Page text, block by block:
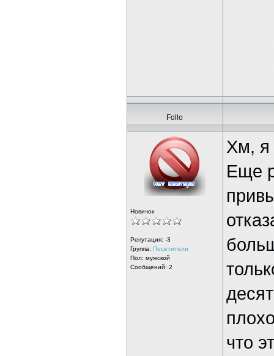
Follo
Новичок
Репутация: -3
Группа: Посетители
Пол: мужской
Сообщений: 2
Хм, я
Еще
что